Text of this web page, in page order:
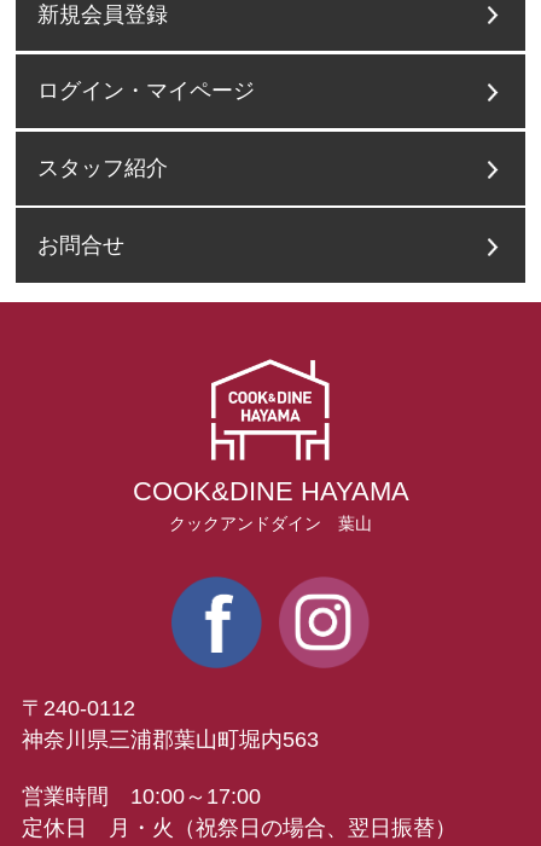
新規会員登録
ログイン・マイページ
スタッフ紹介
お問合せ
COOK&DINE HAYAMA
クックアンドダイン 葉山
〒240-0112
神奈川県三浦郡葉山町堀内563
営業時間 10:00～17:00
定休日 月・火（祝祭日の場合、翌日振替）